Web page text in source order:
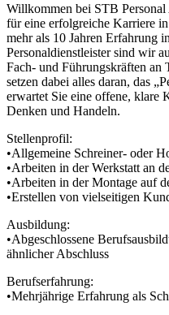
Willkommen bei STB
für eine erfolgreiche Karriere
mehr als 10 Jahren Erfahrung
Personaldienstleister sind wir
Fach- und Führungskräften an
setzen dabei alles daran, das
erwartet Sie eine offene,
Denken und Handeln.
Stellenprofil:
•Allgemeine Schreiner- oder
•Arbeiten in der Werkstatt an
•Arbeiten in der Montage auf
•Erstellen von vielseitigen
Ausbildung:
•Abgeschlossene
ähnlicher Abschluss
Berufserfahrung:
•Mehrjährige Erfahrung als